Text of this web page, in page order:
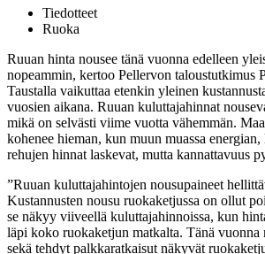
Tiedotteet
Ruoka
Ruuan hinta nousee tänä vuonna edelleen
nopeammin, kertoo Pellervon taloustutkimus
Taustalla vaikuttaa etenkin yleinen
vuosien aikana. Ruuan kuluttajahinnat
mikä on selvästi viime vuotta vähemmän.
kohenee hieman, kun muun muassa
rehujen hinnat laskevat, mutta kannattavuus
”Ruuan kuluttajahintojen nousupaineet
Kustannusten nousu ruokaketjussa on ollut
se näkyy viiveellä kuluttajahinnoissa, kun
läpi koko ruokaketjun matkalta. Tänä vuonna
sekä tehdyt palkkaratkaisut näkyvät